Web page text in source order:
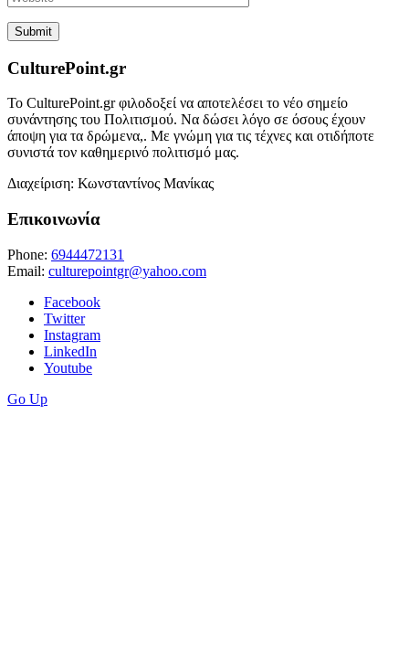
CulturePoint.gr
Το CulturePoint.gr φιλοδοξεί να αποτελέσει το νέο σημείο
συνάντησης του Πολιτισμού. Να δώσει λόγο σε όσους έχουν
άποψη για τα δρώμενα,. Με γνώμη για τις τέχνες και οτιδήποτε
συνιστά τον καθημερινό πολιτισμό μας.
Διαχείριση: Κωνσταντίνος Μανίκας
Επικοινωνία
Phone: 6944472131
Email: culturepointgr@yahoo.com
Facebook
Twitter
Instagram
LinkedIn
Youtube
Go Up